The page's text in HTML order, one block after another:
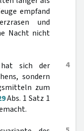
empfand
und
Nacht nicht
4
hat sich der
sondern
zum
Abs. 1 Satz 1